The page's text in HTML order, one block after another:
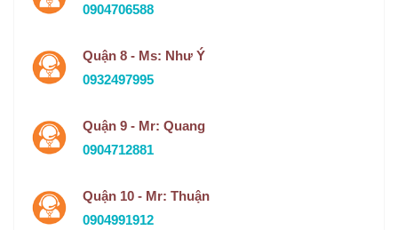
0904706588
Quận 8 - Ms: Như Ý
0932497995
Quận 9 - Mr: Quang
0904712881
Quận 10 - Mr: Thuận
0904991912